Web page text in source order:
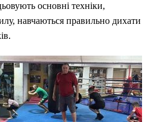
основні техніки,
навчаються правильно дихати